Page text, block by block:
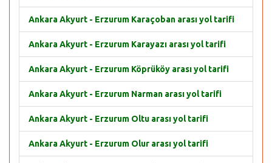
Ankara Akyurt - Erzurum Karaçoban arası yol tarifi
Ankara Akyurt - Erzurum Karayazı arası yol tarifi
Ankara Akyurt - Erzurum Köprüköy arası yol tarifi
Ankara Akyurt - Erzurum Narman arası yol tarifi
Ankara Akyurt - Erzurum Oltu arası yol tarifi
Ankara Akyurt - Erzurum Olur arası yol tarifi